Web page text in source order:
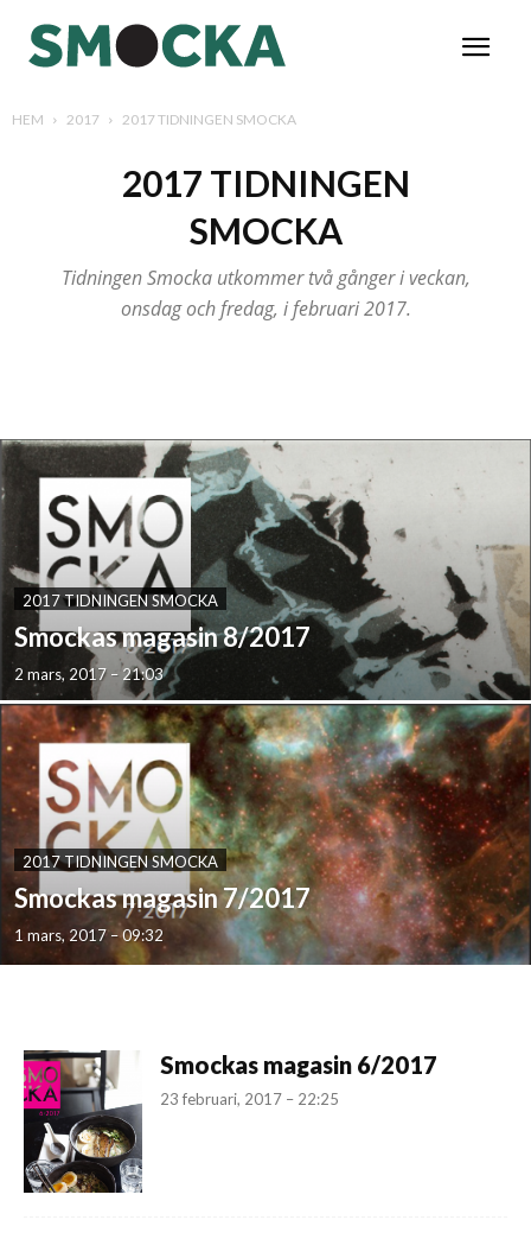
HEM 2017 2017 TIDNINGEN SMOCKA
2017 TIDNINGEN
SMOCKA
Tidningen Smocka utkommer två gånger i veckan,
onsdag och fredag, i februari 2017.
2017 TIDNINGEN SMOCKA
Smockas magasin 8/2017
2 mars, 2017 – 21:03
2017 TIDNINGEN SMOCKA
Smockas magasin 7/2017
1 mars, 2017 – 09:32
Smockas magasin 6/2017
23 februari, 2017 – 22:25